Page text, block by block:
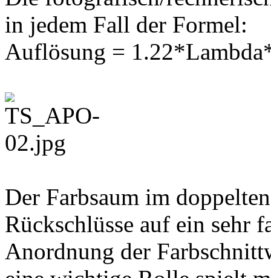
in jedem Fall der Formel:
Auflösung =
Der Farbsaum im
Rückschlüsse auf ein sehr
Anordnung der